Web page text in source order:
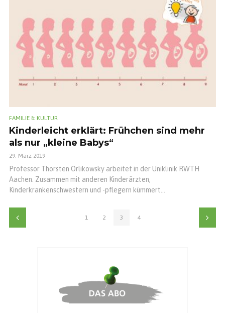
FAMILIE & KULTUR
Kinderleicht erklärt: Frühchen sind mehr
als nur „kleine Babys“
29. März 2019
Professor Thorsten Orlikowsky arbeitet in der Uniklinik RWTH
Aachen. Zusammen mit anderen Kinderärzten,
Kinderkrankenschwestern und -pflegern kümmert...
1 2 3 4